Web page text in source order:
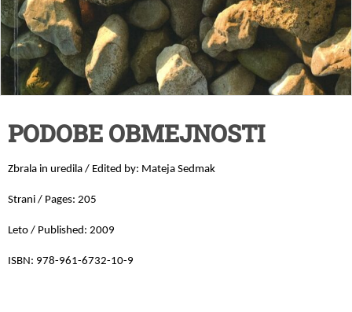
PODOBE OBMEJNOSTI
Zbrala in uredila / Edited by: Mateja Sedmak
Strani / Pages: 205
Leto / Published: 2009
ISBN: 978-961-6732-10-9